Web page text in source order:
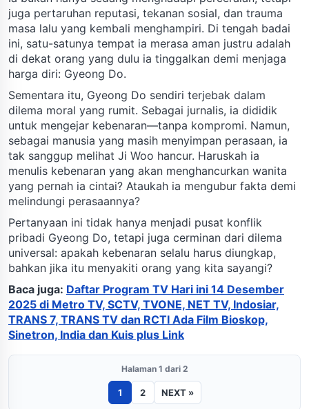
juga pertaruhan reputasi, tekanan sosial, dan trauma
masa lalu yang kembali menghampiri. Di tengah badai
ini, satu-satunya tempat ia merasa aman justru adalah
di dekat orang yang dulu ia tinggalkan demi menjaga
harga diri: Gyeong Do.
Sementara itu, Gyeong Do sendiri terjebak dalam
dilema moral yang rumit. Sebagai jurnalis, ia dididik
untuk mengejar kebenaran—tanpa kompromi. Namun,
sebagai manusia yang masih menyimpan perasaan, ia
tak sanggup melihat Ji Woo hancur. Haruskah ia
menulis kebenaran yang akan menghancurkan wanita
yang pernah ia cintai? Ataukah ia mengubur fakta demi
melindungi perasaannya?
Pertanyaan ini tidak hanya menjadi pusat konflik
pribadi Gyeong Do, tetapi juga cerminan dari dilema
universal: apakah kebenaran selalu harus diungkap,
bahkan jika itu menyakiti orang yang kita sayangi?
Baca juga: Daftar Program TV Hari ini 14 Desember
2025 di Metro TV, SCTV, TVONE, NET TV, Indosiar,
TRANS 7, TRANS TV dan RCTI Ada Film Bioskop,
Sinetron, India dan Kuis plus Link
Halaman 1 dari 2
1 2 NEXT »